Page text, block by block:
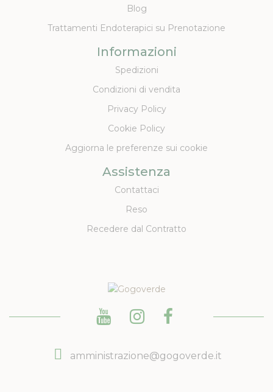
Blog
Trattamenti Endoterapici su Prenotazione
Informazioni
Spedizioni
Condizioni di vendita
Privacy Policy
Cookie Policy
Aggiorna le preferenze sui cookie
Assistenza
Contattaci
Reso
Recedere dal Contratto
amministrazione@gogoverde.it